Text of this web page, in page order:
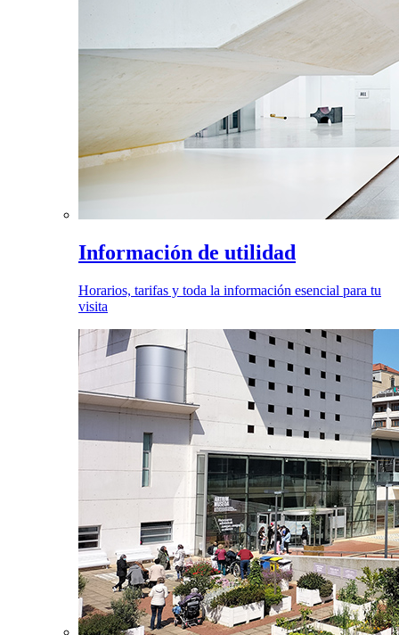
Información de utilidad
Horarios, tarifas y toda la información esencial para tu
visita